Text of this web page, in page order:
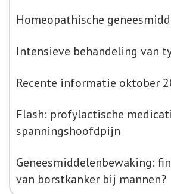
Homeopathische
Intensieve behandeling van
Recente informatie oktober
Flash: profylactische
spanningshoofdpijn
Geneesmiddelenbewaking:
van borstkanker bij mannen?